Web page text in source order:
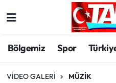
Bölgemiz Spor
VIDEO GALERI MÜZIK
Spor
Trabzon Hava Durumu